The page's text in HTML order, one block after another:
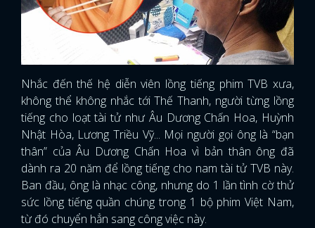
Nhắc đến thế hệ diễn viên lồng tiếng phim TVB xưa,
không thể không nhắc tới Thế Thanh, người từng lồng
tiếng cho loạt tài tử như Âu Dương Chấn Hoa, Huỳnh
Nhật Hòa, Lương Triều Vỹ... Mọi người gọi ông là “bạn
thân” của Âu Dương Chấn Hoa vì bản thân ông đã
dành ra 20 năm để lồng tiếng cho nam tài tử TVB này.
Ban đầu, ông là nhạc công, nhưng do 1 lần tình cờ thử
sức lồng tiếng quần chúng trong 1 bộ phim Việt Nam,
từ đó chuyển hẳn sang công việc này.